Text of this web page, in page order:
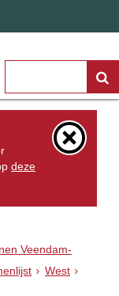
deze
Veendam-
West